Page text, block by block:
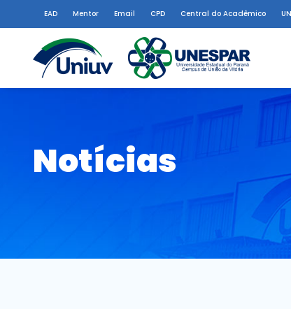
EAD Mentor Email CPD Central do Acadêmico
Notícias